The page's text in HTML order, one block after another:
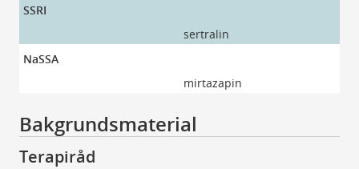
SSRI
sertralin
NaSSA
mirtazapin
Bakgrundsmaterial
Terapiråd